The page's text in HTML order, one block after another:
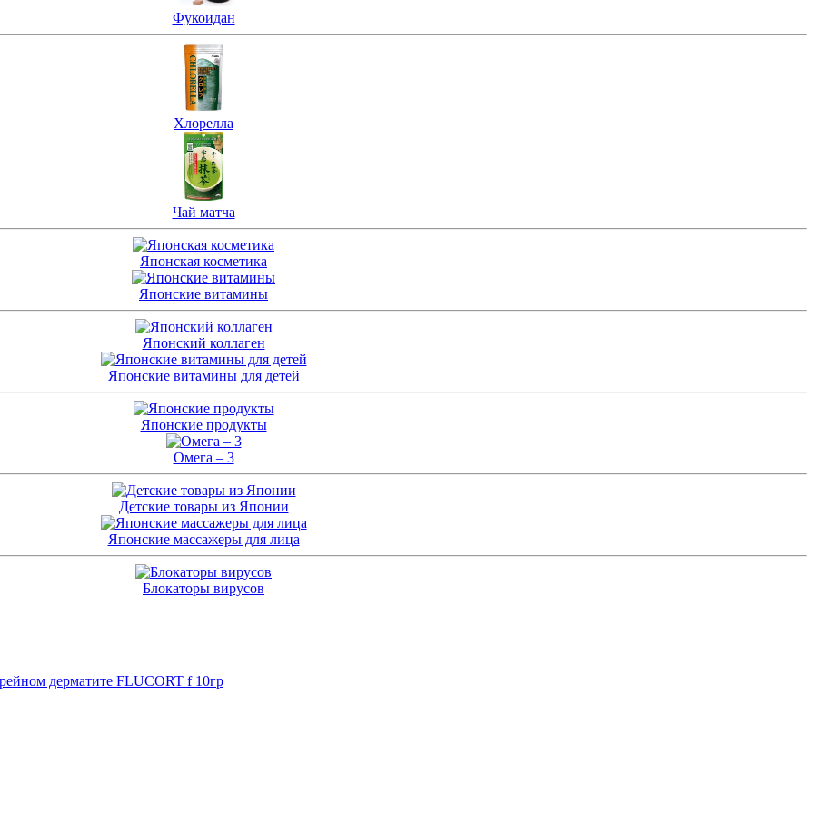
Фукоидан
Хлорелла
Чай матча
Японская косметика
Японские витамины
Японский коллаген
Японские витамины для детей
Японские продукты
Омега – 3
Детские товары из Японии
Японские массажеры для лица
Блокаторы вирусов
дерматите FLUCORT f 10гр